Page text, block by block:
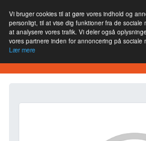
Vi bruger cookies til at gøre vores indhold og
personligt, til at vise dig funktioner fra de sociale
at analysere vores trafik. Vi deler også
vores partnere inden for annoncering på sociale
Lær mere
SEO Analytics